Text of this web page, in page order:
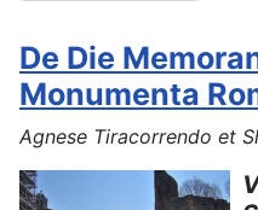
De Die
Monumenta
Agnese Tiracorrendo et